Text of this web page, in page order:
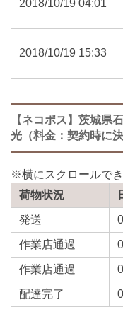
2018/10/19 04:01
2018/10/19 15:33
【ネコポス】茨城県
光（料金：契約時に決
荷物状況
発送
作業店通過
作業店通過
配達完了